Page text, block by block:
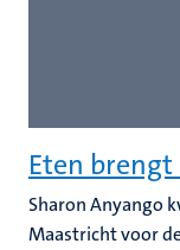
Eten
Sharon Anyango
Maastricht voor